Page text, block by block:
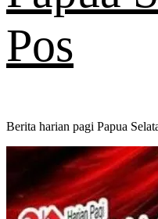
Pos
Berita harian pagi Papua
Primary